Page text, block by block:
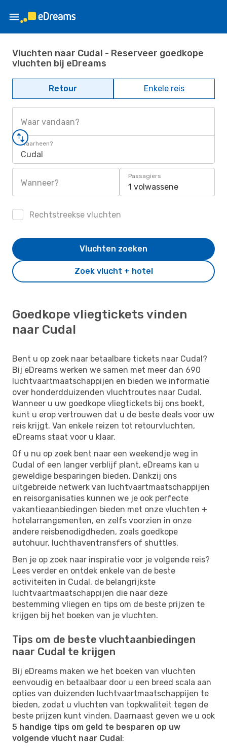
Vluchten naar Cudal - Reserveer goedkope
vluchten bij eDreams
Retour Enkele reis
Waar vandaan?
Waarheen?
Cudal
Wanneer?
Passagiers
1 volwassene
Rechtstreekse vluchten
Zoek vlucht + hotel
Vluchten zoeken
Goedkope vliegtickets vinden
naar Cudal
Bent u op zoek naar betaalbare tickets naar Cudal?
Bij eDreams werken we samen met meer dan 690
luchtvaartmaatschappijen en bieden we informatie
over honderdduizenden vluchtroutes naar Cudal.
Wanneer u uw goedkope vliegtickets bij ons boekt,
kunt u erop vertrouwen dat u de beste deals voor uw
reis krijgt. Van enkele reizen tot retourvluchten,
eDreams staat voor u klaar.
Of u nu op zoek bent naar een weekendje weg in
Cudal of een langer verblijf plant, eDreams kan u
geweldige besparingen bieden. Dankzij ons
uitgebreide netwerk van luchtvaartmaatschappijen
en reisorganisaties kunnen we je ook perfecte
vakantieaanbiedingen bieden met onze vluchten +
hotelarrangementen, en zelfs voorzien in onze
andere reisbenodigdheden, zoals goedkope
autohuur, luchthaventransfers of shuttles.
Ben je op zoek naar inspiratie voor je volgende reis?
Lees verder en ontdek enkele van de beste
activiteiten in Cudal, de belangrijkste
luchtvaartmaatschappijen die naar deze
bestemming vliegen en tips om de beste prijzen te
krijgen bij het boeken van je vluchten.
Tips om de beste vluchtaanbiedingen
naar Cudal te krijgen
Bij eDreams maken we het boeken van vluchten
eenvoudig en betaalbaar door u een breed scala aan
opties van duizenden luchtvaartmaatschappijen te
bieden, zodat u vluchten van topkwaliteit tegen de
beste prijzen kunt vinden. Daarnaast geven we u ook
5 handige tips om geld te besparen op uw
volgende vlucht naar Cudal: